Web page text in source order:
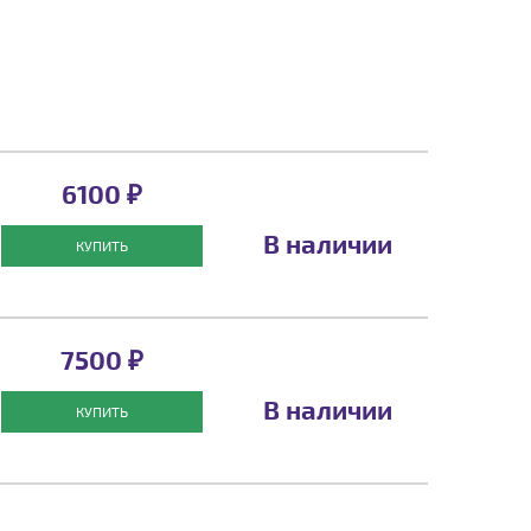
6100 ₽
КУПИТЬ В наличии
7500 ₽
КУПИТЬ В наличии